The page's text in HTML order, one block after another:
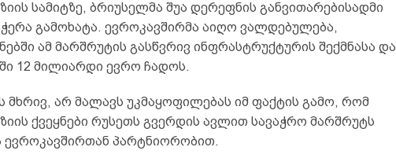
სამიტზე, ბრიუსელმა შუა დერეფნის განვითარებისადმი
გამოხატა. ევროკავშირმა აიღო ვალდებულება,
ამ მარშრუტის გასწვრივ ინფრასტრუქტურის შექმნასა და
12 მილიარდი ევრო ჩადოს.
მხრივ, არ მალავს უკმაყოფილებას იმ ფაქტის გამო, რომ
ქვეყნები რუსეთს გვერდის ავლით სავაჭრო მარშრუტს
ევროკავშირთან პარტნიორობით.